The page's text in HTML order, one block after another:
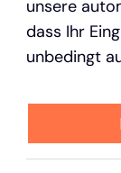
unsere
dass Ihr
unbedingt